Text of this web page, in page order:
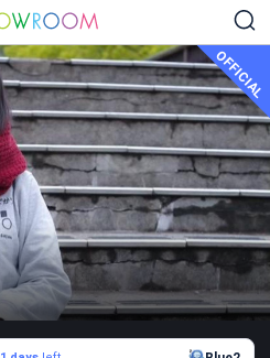
OFFICIAL